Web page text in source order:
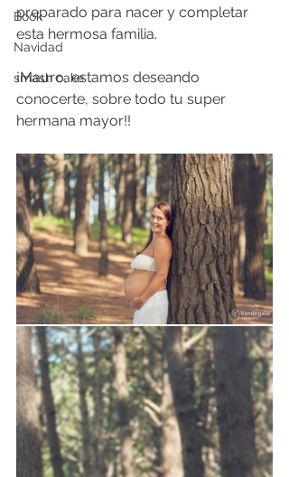
Book
Navidad
smash cake
preparado para nacer y completar
esta hermosa familia.
¡Mauro, estamos deseando
conocerte, sobre todo tu super
hermana mayor!!